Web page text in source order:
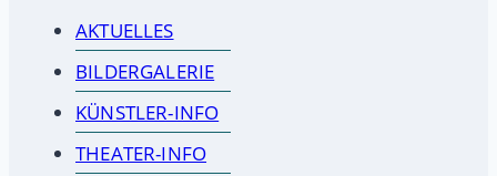
AKTUELLES
BILDERGALERIE
KÜNSTLER-INFO
THEATER-INFO